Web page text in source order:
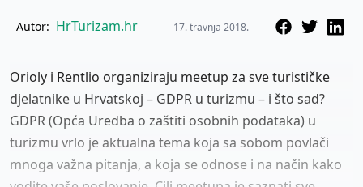
Autor: HrTurizam.hr 17. travnja 2018.
Orioly i Rentlio organiziraju meetup za sve turističke
djelatnike u Hrvatskoj – GDPR u turizmu – i što sad?
GDPR (Opća Uredba o zaštiti osobnih podataka) u
turizmu vrlo je aktualna tema koja sa sobom povlači
mnoga važna pitanja, a koja se odnose i na način kako